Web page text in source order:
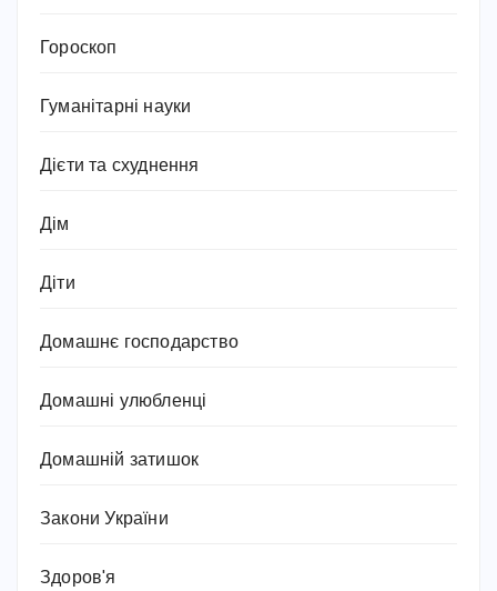
Гороскоп
Гуманітарні науки
Дієти та схуднення
Дім
Діти
Домашнє господарство
Домашні улюбленці
Домашній затишок
Закони України
Здоров'я